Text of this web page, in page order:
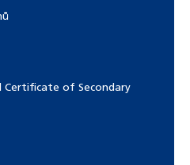
Certificate of Secondary